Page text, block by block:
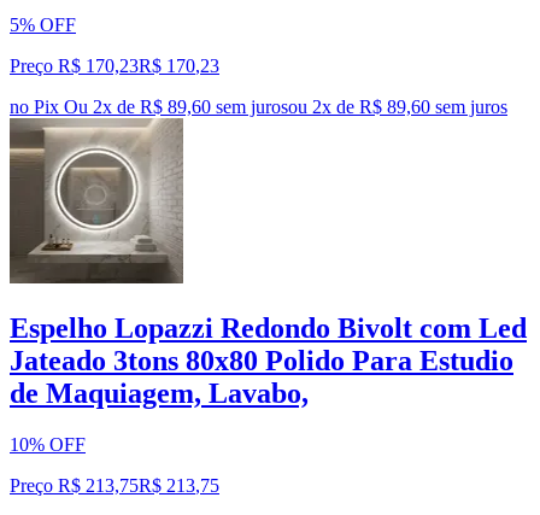
5% OFF
Preço R$ 170,23R$ 170,23
no Pix Ou 2x de R$ 89,60 sem jurosou 2x de R$ 89,60 sem juros
Espelho Lopazzi Redondo Bivolt com Led
Jateado 3tons 80x80 Polido Para Estudio
de Maquiagem, Lavabo,
10% OFF
Preço R$ 213,75R$ 213,75